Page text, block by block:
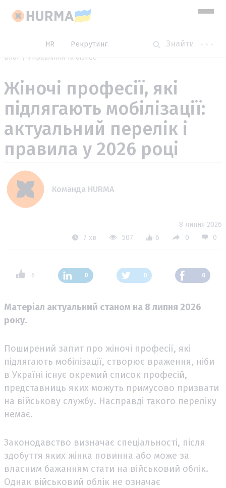
HR
Рекрутинг
Блог
Управління та бізнес
Жіночі професії, які
підлягають мобілізації:
актуальний перелік і
правила у 2026 році
Команда HURMA
8 липня 2026
7 хв
507 6 0 0
6 0 0 0
Матеріал актуальний станом на 8 липня 2026
року.
Поширений запит про жіночі професії, які
підлягають мобілізації, створює враження, ніби
в Україні існує окремий список професій,
представниць яких можуть примусово призвати
на військову службу. Насправді такого переліку
немає.
Законодавство визначає спеціальності, після
здобуття яких жінка повинна або може за
власним бажанням стати на військовий облік.
Однак військовий облік не означає